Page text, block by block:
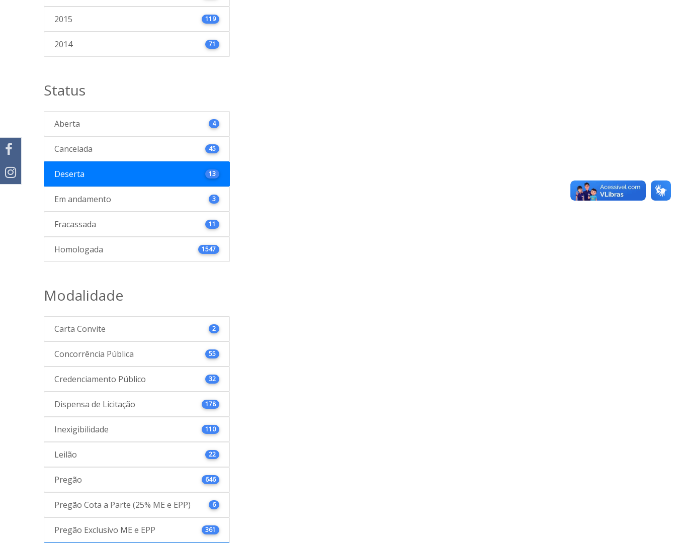
2015 119
2014 71
Status
Aberta 4
Cancelada 45
Deserta 13
Em andamento 3
Fracassada 11
Homologada 1547
Modalidade
Carta Convite 2
Concorrência Pública 55
Credenciamento Público 32
Dispensa de Licitação 178
Inexigibilidade 110
Leilão 22
Pregão 646
Pregão Cota a Parte (25% ME e EPP) 6
Pregão Exclusivo ME e EPP 361